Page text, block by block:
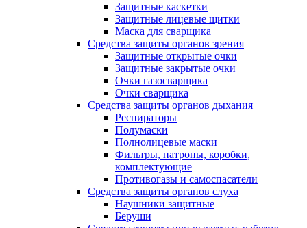
Защитные каскетки
Защитные лицевые щитки
Маска для сварщика
Средства защиты органов зрения
Защитные открытые очки
Защитные закрытые очки
Очки газосварщика
Очки сварщика
Средства защиты органов дыхания
Респираторы
Полумаски
Полнолицевые маски
Фильтры, патроны, коробки,
комплектующие
Противогазы и самоспасатели
Средства защиты органов слуха
Наушники защитные
Беруши